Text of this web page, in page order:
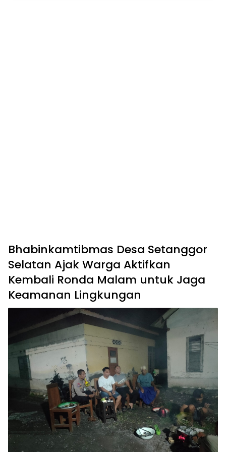
Bhabinkamtibmas Desa Setanggor
Selatan Ajak Warga Aktifkan
Kembali Ronda Malam untuk Jaga
Keamanan Lingkungan